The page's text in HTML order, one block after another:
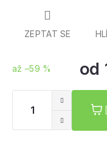
až –59 % od
ZEPTAT SE